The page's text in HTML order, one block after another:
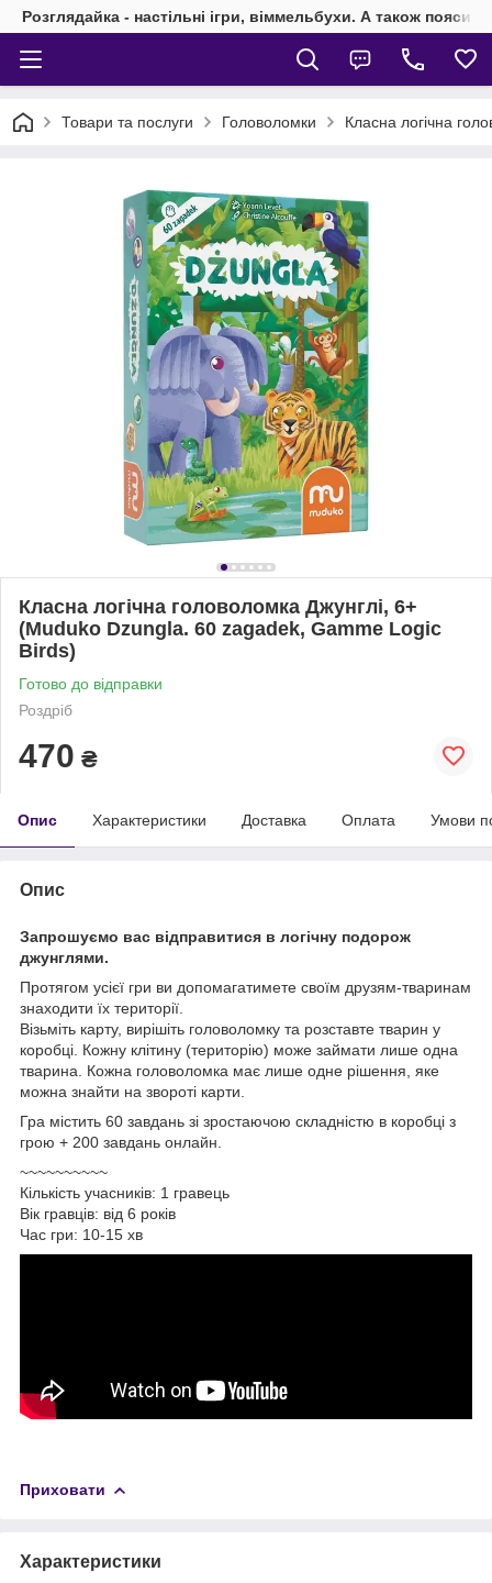
Розглядайка - настільні ігри, віммельбухи. А також пояси
Товари та послуги Головоломки Класна логічна
Класна логічна головоломка Джунглі, 6+
(Muduko Dzungla. 60 zagadek, Gamme Logic
Birds)
Готово до відправки
Роздріб
470 ₴
Опис Характеристики Доставка Оплата Умови
Опис
Запрошуємо вас відправитися в логічну подорож
джунглями.
Протягом усієї гри ви допомагатимете своїм друзям-тваринам
знаходити їх території.
Візьміть карту, вирішіть головоломку та розставте тварин у
коробці. Кожну клітину (територію) може займати лише одна
тварина. Кожна головоломка має лише одне рішення, яке
можна знайти на звороті карти.
Гра містить 60 завдань зі зростаючою складністю в коробці з
грою + 200 завдань онлайн.
~~~~~~~~~~
Кількість учасників: 1 гравець
Вік гравців: від 6 років
Час гри: 10-15 хв
Приховати
Характеристики